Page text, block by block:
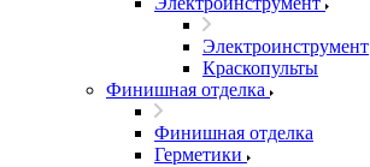
Электроинструмент
Краскопульты
Финишная отделка
Финишная отделка
Герметики